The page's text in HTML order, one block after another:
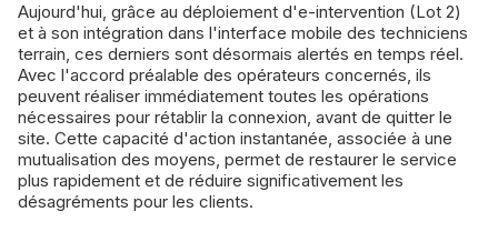
Aujourd'hui, grâce au déploiement d'e-intervention (Lot 2)
et à son intégration dans l'interface mobile des techniciens
terrain, ces derniers sont désormais alertés en temps réel.
Avec l'accord préalable des opérateurs concernés, ils
peuvent réaliser immédiatement toutes les opérations
nécessaires pour rétablir la connexion, avant de quitter le
site. Cette capacité d'action instantanée, associée à une
mutualisation des moyens, permet de restaurer le service
plus rapidement et de réduire significativement les
désagréments pour les clients.